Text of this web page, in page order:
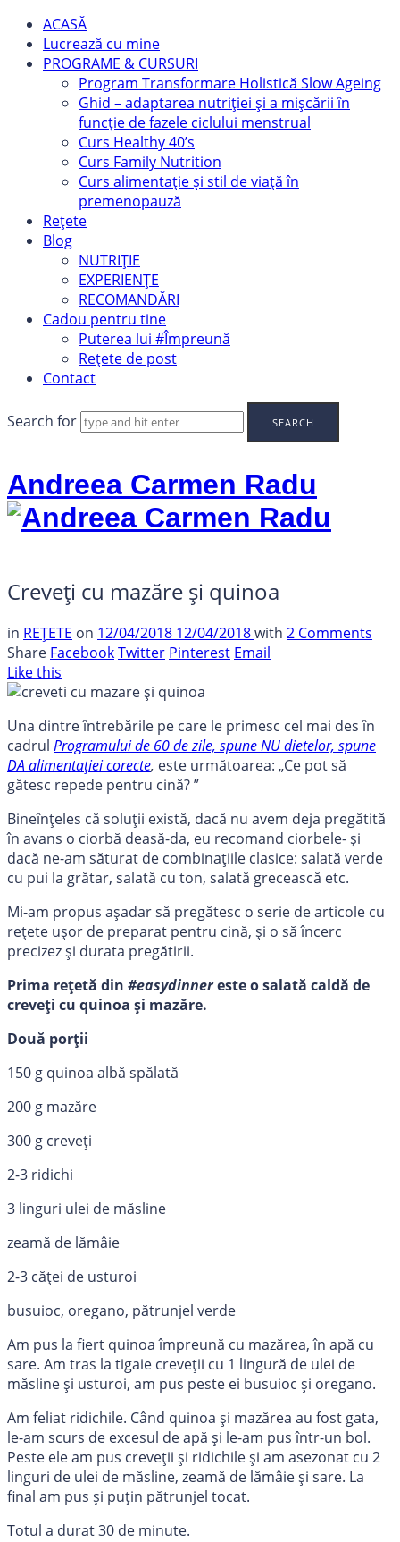
ACASĂ
Lucrează cu mine
PROGRAME & CURSURI
Program Transformare Holistică Slow Ageing
Ghid – adaptarea nutriției și a mișcării în
funcție de fazele ciclului menstrual
Curs Healthy 40’s
Curs Family Nutrition
Curs alimentație și stil de viață în
premenopauză
Rețete
Blog
NUTRIȚIE
EXPERIENȚE
RECOMANDĂRI
Cadou pentru tine
Puterea lui #Împreună
Rețete de post
Contact
Search for
Andreea Carmen Radu
Creveți cu mazăre și quinoa
in REȚETE on 12/04/2018 12/04/2018with 2 Comments
Share FacebookTwitter Pinterest Email
Like this
Una dintre întrebările pe care le primesc cel mai des în
cadrul Programului de 60 de zile, spune NU dietelor, spune
DA alimentației corecte, este următoarea: „Ce pot să
gătesc repede pentru cină? ”
Bineînțeles că soluții există, dacă nu avem deja pregătită
în avans o ciorbă deasă-da, eu recomand ciorbele- și
dacă ne-am săturat de combinațiile clasice: salată verde
cu pui la grătar, salată cu ton, salată grecească etc.
Mi-am propus așadar să pregătesc o serie de articole cu
rețete ușor de preparat pentru cină, și o să încerc
precizez și durata pregătirii.
Prima rețetă din #easydinnereste o salată caldă de
creveți cu quinoa și mazăre.
Două porții
150 g quinoa albă spălată
200 g mazăre
300 g creveți
2-3 ridichi
3 linguri ulei de măsline
zeamă de lămâie
2-3 căței de usturoi
busuioc, oregano, pătrunjel verde
Am pus la fiert quinoa împreună cu mazărea, în apă cu
sare. Am tras la tigaie creveții cu 1 lingură de ulei de
măsline și usturoi, am pus peste ei busuioc și oregano.
Am feliat ridichile. Când quinoa și mazărea au fost gata,
le-am scurs de excesul de apă și le-am pus într-un bol.
Peste ele am pus creveții și ridichile și am asezonat cu 2
linguri de ulei de măsline, zeamă de lămâie și sare. La
final am pus și puțin pătrunjel tocat.
Totul a durat 30 de minute.